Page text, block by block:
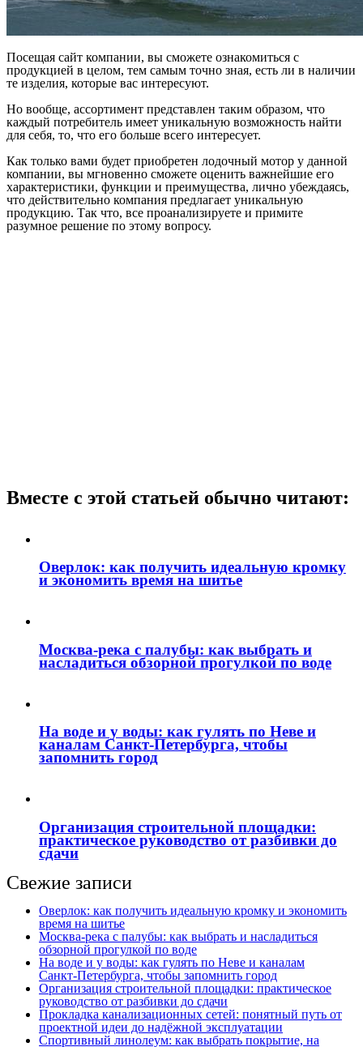
Посещая сайт компании, вы сможете ознакомиться с
продукцией в целом, тем самым точно зная, есть ли в наличии
те изделия, которые вас интересуют.
Но вообще, ассортимент представлен таким образом, что
каждый потребитель имеет уникальную возможность найти
для себя, то, что его больше всего интересует.
Как только вами будет приобретен лодочный мотор у данной
компании, вы мгновенно сможете оценить важнейшие его
характеристики, функции и преимущества, лично убеждаясь,
что действительно компания предлагает уникальную
продукцию. Так что, все проанализируете и примите
разумное решение по этому вопросу.
Вместе с этой статьей обычно читают:
Оверлок: как получить идеальную кромку
и экономить время на шитье
Москва‑река с палубы: как выбрать и
насладиться обзорной прогулкой по воде
На воде и у воды: как гулять по Неве и
каналам Санкт‑Петербурга, чтобы
запомнить город
Организация строительной площадки:
практическое руководство от разбивки до
сдачи
Свежие записи
Оверлок: как получить идеальную кромку и экономить
время на шитье
Москва‑река с палубы: как выбрать и насладиться
обзорной прогулкой по воде
На воде и у воды: как гулять по Неве и каналам
Санкт‑Петербурга, чтобы запомнить город
Организация строительной площадки: практическое
руководство от разбивки до сдачи
Прокладка канализационных сетей: понятный путь от
проектной идеи до надёжной эксплуатации
Спортивный линолеум: как выбрать покрытие, на